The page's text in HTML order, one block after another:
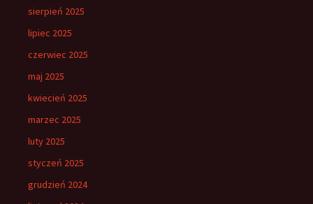
sierpień 2025
lipiec 2025
czerwiec 2025
maj 2025
kwiecień 2025
marzec 2025
luty 2025
styczeń 2025
grudzień 2024